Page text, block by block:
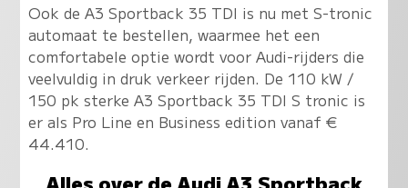
Ook de A3 Sportback 35 TDI is nu met S-tronic
automaat te bestellen, waarmee het een
comfortabele optie wordt voor Audi-rijders die
veelvuldig in druk verkeer rijden. De 110 kW /
150 pk sterke A3 Sportback 35 TDI S tronic is
er als Pro Line en Business edition vanaf €
44.410.
Alles over de Audi A3 Sportback